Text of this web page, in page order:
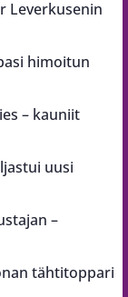
Leverkusenin
himoitun
– kauniit
uusi
–
tähtitoppari